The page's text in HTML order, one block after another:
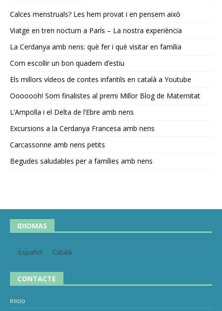
Calces menstruals? Les hem provat i en pensem això
Viatge en tren nocturn a París – La nostra experiència
La Cerdanya amb nens: què fer i què visitar en família
Com escollir un bon quadern d’estiu
Els millors vídeos de contes infantils en català a Youtube
Ooooooh! Som finalistes al premi Millor Blog de Maternitat
L’Ampolla i el Delta de l’Ebre amb nens
Excursions a la Cerdanya Francesa amb nens
Carcassonne amb nens petits
Begudes saludables per a famílies amb nens
IDIOMAS
Español Català
CONTACTE
Inicio